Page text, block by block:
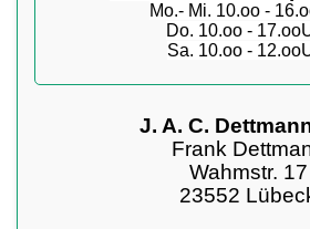
Mo.- Mi. 10.oo -
Do. 10.oo -
Sa. 10.oo -
J. A. C.
Frank
Wahmstr. 17
23552